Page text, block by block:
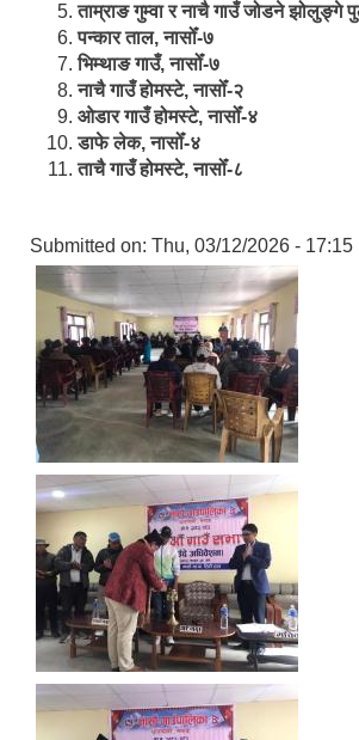
ताम्राङ गुम्वा र नाचै गाउँ जोडने झोलुङ्गे
पन्कार ताल, नासोँ-७
भिम्थाङ गाउँ, नासोँ-७
नाचै गाउँ होमस्टे, नासोँ-२
ओ‍‍‌डार गाउँ होमस्टे, नासोँ-४
डाफे लेक, नासोँ-४
ताचै गाउँ होमस्टे, नासोँ-८
Submitted on: Thu, 03/12/2026 - 17:15